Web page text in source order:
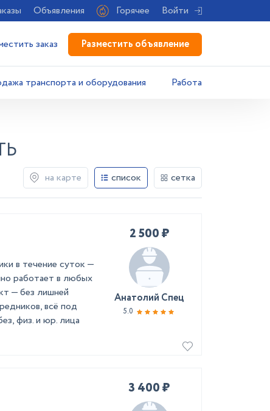
Объявления Горячее Войти
заказ Разместить объявление
транспорта и оборудования Работа
на карте список сетка
в течение суток —
работает в любых
— без лишней
всё под
физ. и юр. лица
2 500 ₽
Анатолий Спец
5.0
3 400 ₽